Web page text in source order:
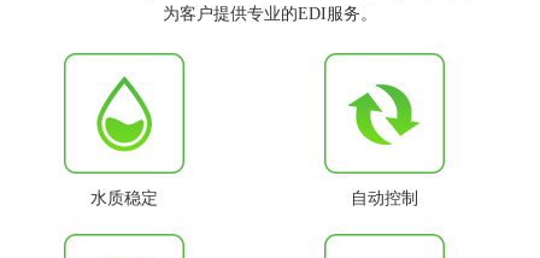
为客户提供专业的EDI服务。
水质稳定 自动控制